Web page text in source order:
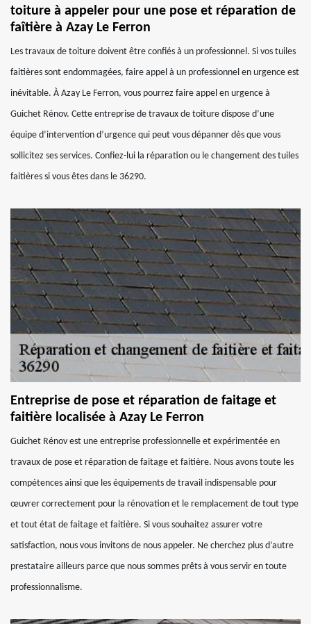
toiture à appeler pour une pose et réparation de
faîtière à Azay Le Ferron
Les travaux de toiture doivent être confiés à un professionnel. Si vos tuiles
faitières sont endommagées, faire appel à un professionnel en urgence est
inévitable. À Azay Le Ferron, vous pourrez faire appel en urgence à
Guichet Rénov. Cette entreprise de travaux de toiture dispose d’une
équipe d’intervention d’urgence qui peut vous dépanner dès que vous
sollicitez ses services. Confiez-lui la réparation ou le changement des tuiles
faitières si vous êtes dans le 36290.
Entreprise de pose et réparation de faitage et
faitière localisée à Azay Le Ferron
Guichet Rénov est une entreprise professionnelle et expérimentée en
travaux de pose et réparation de faitage et faitière. Nous avons toute les
compétences ainsi que les équipements de travail indispensable pour
œuvrer correctement pour la rénovation et le remplacement de tout type
et tout état de faitage et faitière. Si vous souhaitez assurer votre
satisfaction, nous vous invitons de nous appeler. Ne cherchez plus d’autre
prestataire ailleurs parce que nous sommes prêts à vous servir en toute
professionnalisme.